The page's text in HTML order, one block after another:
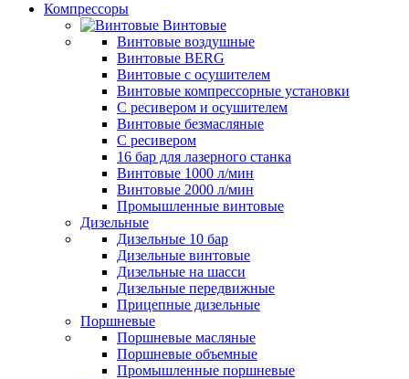
Компрессоры
Винтовые
Винтовые воздушные
Винтовые BERG
Винтовые с осушителем
Винтовые компрессорные установки
C ресивером и осушителем
Винтовые безмасляные
C ресивером
16 бар для лазерного станка
Винтовые 1000 л/мин
Винтовые 2000 л/мин
Промышленные винтовые
Дизельные
Дизельные 10 бар
Дизельные винтовые
Дизельные на шасси
Дизельные передвижные
Прицепные дизельные
Поршневые
Поршневые масляные
Поршневые объемные
Промышленные поршневые